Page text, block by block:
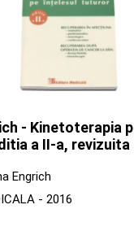
- Kinetoterapia
a II-a, revizuita
Engrich
- 2016